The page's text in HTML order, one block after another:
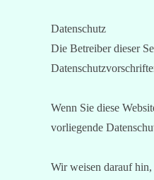
Datenschutz
Die Betreiber dieser
Wenn Sie diese
vorliegende
Wir weisen darauf